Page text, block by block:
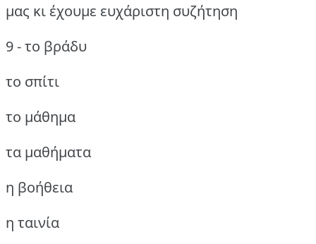
μας κι έχουμε ευχάριστη συζήτηση
9 - το βράδυ
το σπίτι
το μάθημα
τα μαθήματα
η βοήθεια
η ταινία